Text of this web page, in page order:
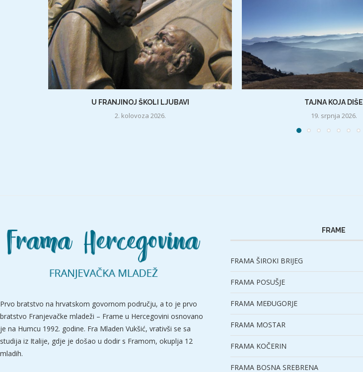
U FRANJINOJ ŠKOLI LJUBAVI
2. kolovoza 2026.
TAJNA KOJA DIŠE
19. srpnja 2026.
Prvo bratstvo na hrvatskom govornom području, a to je prvo
bratstvo Franjevačke mladeži – Frame u Hercegovini osnovano
je na Humcu 1992. godine. Fra Mladen Vukšić, vrativši se sa
studija iz Italije, gdje je došao u dodir s Framom, okuplja 12
mladih.
FRAME
FRAMA ŠIROKI BRIJEG
FRAMA POSUŠJE
FRAMA MEĐUGORJE
FRAMA MOSTAR
FRAMA KOČERIN
FRAMA BOSNA SREBRENA